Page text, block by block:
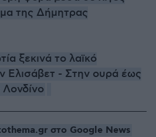
της Δήμητρας
ξεκινά το λαϊκό
Ελισάβετ - Στην ουρά έως
Λονδίνο
στο Google News